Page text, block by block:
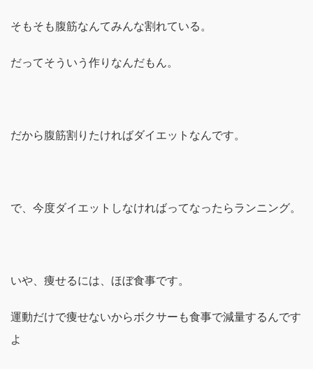
そもそも腹筋なんてみんな割れている。
だってそういう作りなんだもん。
だから腹筋割りたければダイエットなんです。
で、今度ダイエットしなければってなったらランニング。
いや、痩せるには、ほぼ食事です。
運動だけで痩せないからボクサーも食事で減量するんです
よ